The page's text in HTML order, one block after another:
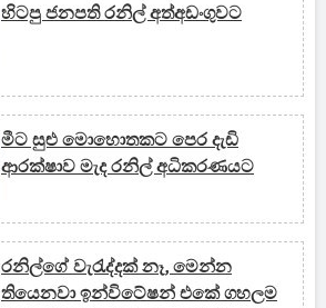
හිටපු ජනපති රනිල් අත්අඩංගුවට
මීට සුළු මොහොතකට පෙර දැඩි
ආරක්ෂාව මැද රනිල් අධිකරණයට
රනිල්ගේ වැරැද්දක් නෑ, මෙන්න
තියෙනවා ඉන්විටේෂන් එකේ ගහලම